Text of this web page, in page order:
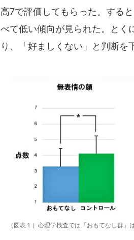
高7で評価してもらった。する
べて低い傾向が見られた。とく
り、「好ましくない」と判断を
（図表１）心理学検査では「おもてなし群